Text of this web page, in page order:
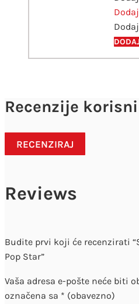
Recenzije
RECENZIRAJ
Reviews
Budite prvi koji će recenzirati
Pop Star”
Vaša adresa e-pošte neće biti
označena sa * (obavezno)